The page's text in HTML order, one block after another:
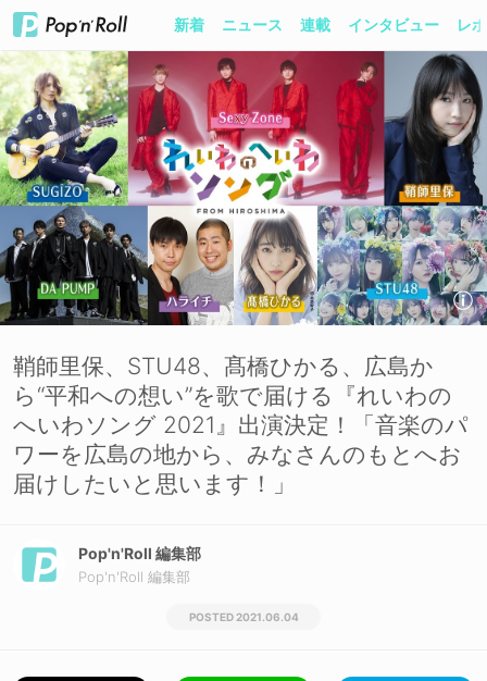
新着 ニュース 連載 インタビュー レ
鞘師里保、STU48、髙橋ひかる、広島か
ら“平和への想い”を歌で届ける『れいわの
へいわソング 2021』出演決定！「音楽のパ
ワーを広島の地から、みなさんのもとへお
届けしたいと思います！」
Pop'n'Roll 編集部
Pop'n'Roll 編集部
2021.06.04